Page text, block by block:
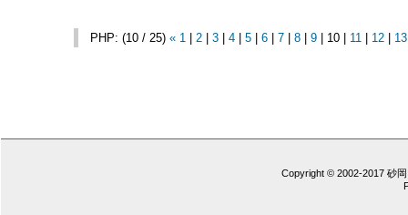
PHP: (10 / 25)« 1 |2 |3 |4 |5 |6 |7 |8 |9 | 10 | 11 12 13
Copyright © 2002-2017 砂